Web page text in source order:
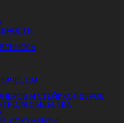
И СТЕЙКХОЛДЕРОВ
ОБЩЕСТВА
ДОКУМЕНТЫ